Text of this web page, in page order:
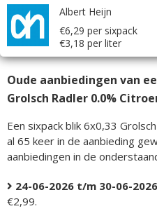
Albert Heijn
€6,29 per sixpack
€3,18 per liter
Oude aanbiedingen van
Grolsch Radler 0.0%
Een sixpack blik 6x0,33
al 65 keer in de aanbieding
aanbiedingen in de
24-06-2026 t/m 30-06-
€2,99.